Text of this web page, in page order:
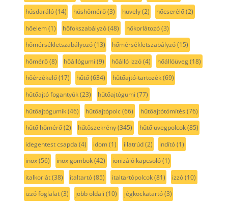
húsdaráló(14) húshőmérő(3) hüvely(2) hőcserélő(2)
hőelem(1) hőfokszabályzó(48) hőkorlátozó(3)
hőmérsékletszabályozó(13) hőmérsékletszabályzó(15)
hőmérő(8) hőállógumi (9) hőálló izzó(4) hőállóüveg(18)
hőérzékelő(17) hűtő(634) hűtőajtó-tartozék(69)
hűtőajtó fogantyúk(23) hűtőajtógumi (77)
hűtőajtógumik(46) hűtőajtópolc(66) hűtőajtótömítés (76)
hűtő hőmérő(2) hűtőszekrény(345) hűtő üvegpolcok(85)
idegentest csapda (4) idom(1) illatrúd(2) indító(1)
inox(56) inox gombok(42) ionizáló kapcsoló(1)
italkorlát(38) italtartó(85) italtartópolcok(81) izzó(10)
izzó foglalat(3) jobb oldali (10) jégkockatartó(3)